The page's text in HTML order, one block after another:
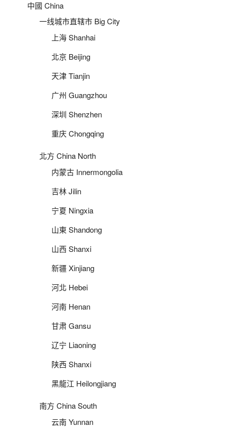
中國 China
一线城市直辖市 Big City
上海 Shanhai
北京 Beijing
天津 Tianjin
广州 Guangzhou
深圳 Shenzhen
重庆 Chongqing
北方 China North
内蒙古 Innermongolia
吉林 Jilin
宁夏 Ningxia
山東 Shandong
山西 Shanxi
新疆 Xinjiang
河北 Hebei
河南 Henan
甘肃 Gansu
辽宁 Liaoning
陕西 Shanxi
黑龍江 Heilongjiang
南方 China South
云南 Yunnan